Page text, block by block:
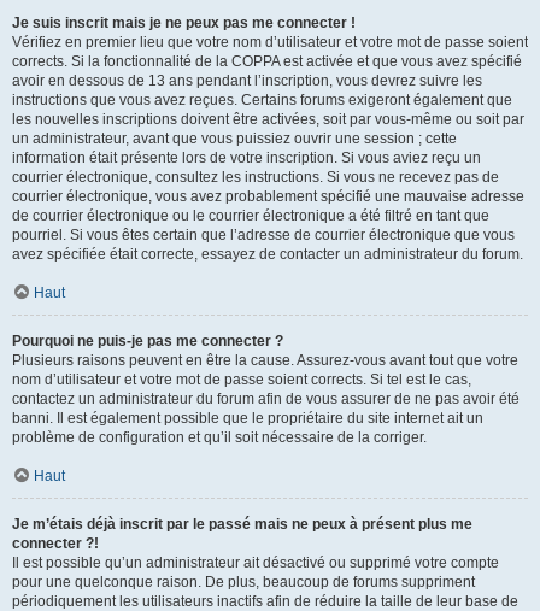
Je suis inscrit mais je ne peux pas me connecter !
Vérifiez en premier lieu que votre nom d’utilisateur et votre mot de passe soient
corrects. Si la fonctionnalité de la COPPA est activée et que vous avez spécifié
avoir en dessous de 13 ans pendant l’inscription, vous devrez suivre les
instructions que vous avez reçues. Certains forums exigeront également que
les nouvelles inscriptions doivent être activées, soit par vous-même ou soit par
un administrateur, avant que vous puissiez ouvrir une session ; cette
information était présente lors de votre inscription. Si vous aviez reçu un
courrier électronique, consultez les instructions. Si vous ne recevez pas de
courrier électronique, vous avez probablement spécifié une mauvaise adresse
de courrier électronique ou le courrier électronique a été filtré en tant que
pourriel. Si vous êtes certain que l’adresse de courrier électronique que vous
avez spécifiée était correcte, essayez de contacter un administrateur du forum.
Haut
Pourquoi ne puis-je pas me connecter ?
Plusieurs raisons peuvent en être la cause. Assurez-vous avant tout que votre
nom d’utilisateur et votre mot de passe soient corrects. Si tel est le cas,
contactez un administrateur du forum afin de vous assurer de ne pas avoir été
banni. Il est également possible que le propriétaire du site internet ait un
problème de configuration et qu’il soit nécessaire de la corriger.
Haut
Je m’étais déjà inscrit par le passé mais ne peux à présent plus me
connecter ?!
Il est possible qu’un administrateur ait désactivé ou supprimé votre compte
pour une quelconque raison. De plus, beaucoup de forums suppriment
périodiquement les utilisateurs inactifs afin de réduire la taille de leur base de